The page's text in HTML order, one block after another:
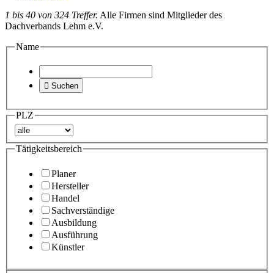
1 bis 40 von 324 Treffer. Alle Firmen sind Mitglieder des
Dachverbands Lehm e.V.
Name
 Suchen
PLZ
Tätigkeitsbereich
Planer
Hersteller
Handel
Sachverständige
Ausbildung
Ausführung
Künstler